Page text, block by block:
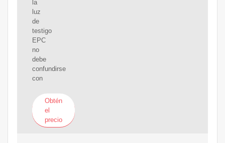
la
luz
de
testigo
EPC
no
debe
confundirse
con
Obtén
el
precio